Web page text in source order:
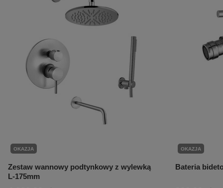
OKAZJA
Zestaw wannowy podtynkowy z wylewką
L-175mm
OKAZJA
Bateria